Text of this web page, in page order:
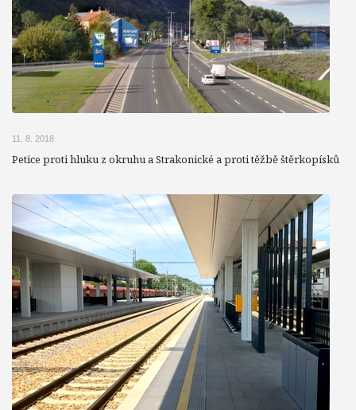
11. 8. 2018
Petice proti hluku z okruhu a Strakonické a proti těžbě štěrkopísků